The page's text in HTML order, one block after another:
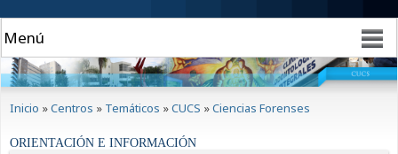
Inicio »Centros » Temáticos »CUCS »Ciencias Forenses
ORIENTACIÓN E INFORMACIÓN